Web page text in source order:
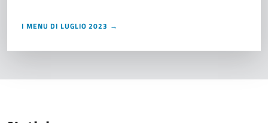
I MENU DI LUGLIO 2023 →